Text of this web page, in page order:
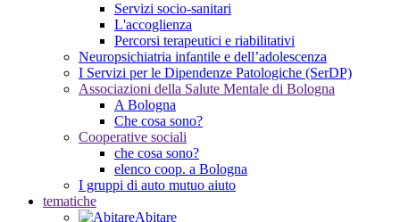
Servizi socio-sanitari
L'accoglienza
Percorsi terapeutici e riabilitativi
Neuropsichiatria infantile e dell’adolescenza
I Servizi per le Dipendenze Patologiche (SerDP)
Associazioni della Salute Mentale di Bologna
A Bologna
Che cosa sono?
Cooperative sociali
che cosa sono?
elenco coop. a Bologna
I gruppi di auto mutuo aiuto
tematiche
Abitare